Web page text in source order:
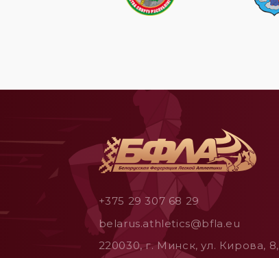
+375 29 307 68 29
belarus.athletics@bfla.eu
220030, г. Минск, ул. Кирова, 8,